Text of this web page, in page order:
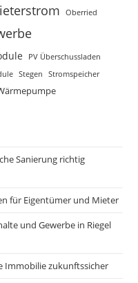
Oberried
PV Überschussladen
Stegen
Stromspeicher
Sanierung richtig
für Eigentümer und Mieter
und Gewerbe in Riegel
Immobilie zukunftssicher